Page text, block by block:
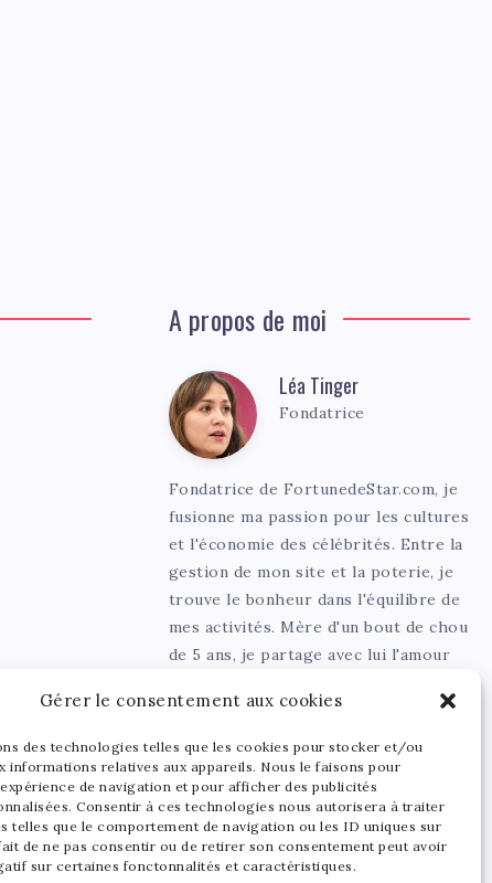
Gérer le consentement aux cookies
des technologies telles que les cookies pour stocker et/ou
informations relatives aux appareils. Nous le faisons pour
de navigation et pour afficher des publicités
Consentir à ces technologies nous autorisera à traiter
telles que le comportement de navigation ou les ID uniques sur
de ne pas consentir ou de retirer son consentement peut avoir
sur certaines fonctonnalités et caractéristiques.
A propos de moi
Léa
Tinger
Léa Tinger
Fondatrice
Fondatrice de FortunedeStar.com, je
fusionne ma passion pour les cultures
et l'économie des célébrités. Entre la
gestion de mon site et la poterie, je
trouve le bonheur dans l'équilibre de
mes activités. Mère d'un bout de chou
de 5 ans, je partage avec lui l'amour